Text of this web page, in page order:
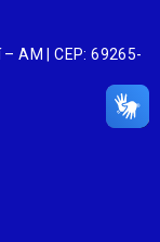
AM | CEP: 69265-